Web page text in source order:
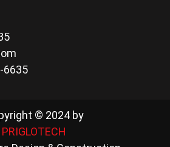
6635
© 2024 by
PRIGLOTECH